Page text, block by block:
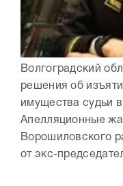
Волгоградский
решения об
имущества судьи
Апелляционные
Ворошиловского
от экс-